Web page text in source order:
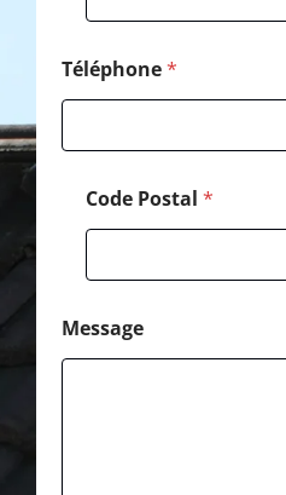
Téléphone*
Code Postal *
Message